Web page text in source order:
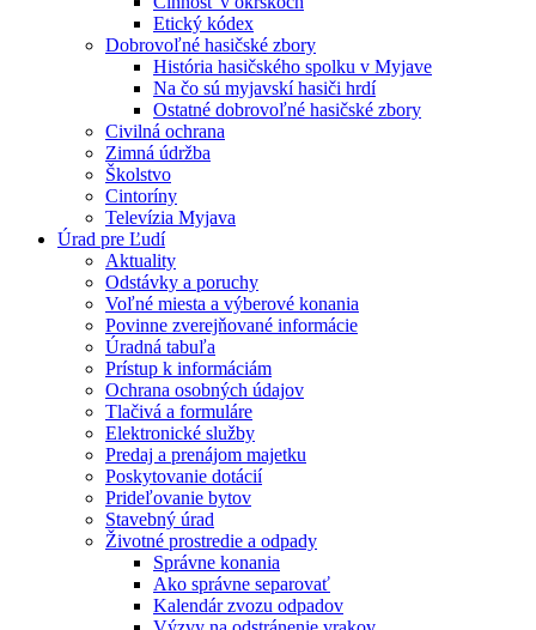
Etický kódex
Dobrovoľné hasičské zbory
História hasičského spolku v Myjave
Na čo sú myjavskí hasiči hrdí
Ostatné dobrovoľné hasičské zbory
Civilná ochrana
Zimná údržba
Školstvo
Cintoríny
Televízia Myjava
Úrad pre Ľudí
Aktuality
Odstávky a poruchy
Voľné miesta a výberové konania
Povinne zverejňované informácie
Úradná tabuľa
Prístup k informáciám
Ochrana osobných údajov
Tlačivá a formuláre
Elektronické služby
Predaj a prenájom majetku
Poskytovanie dotácií
Prideľovanie bytov
Stavebný úrad
Životné prostredie a odpady
Správne konania
Ako správne separovať
Kalendár zvozu odpadov